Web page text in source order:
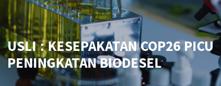
USLI : KESEPAKATAN COP26 PICU
PENINGKATAN BIODESEL